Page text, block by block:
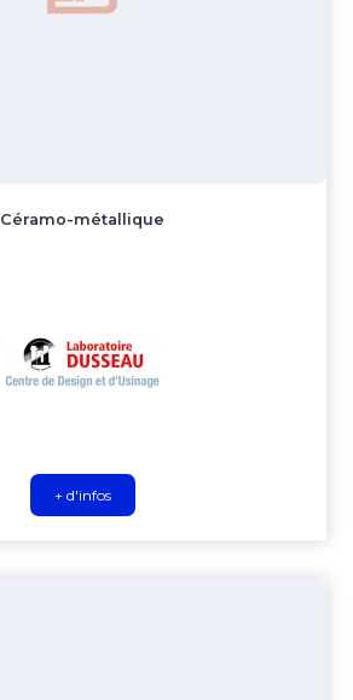
Céramo-métallique
+ d'infos